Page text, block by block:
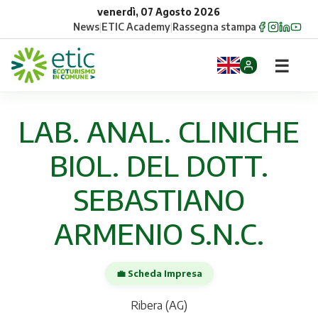
venerdì, 07 Agosto 2026
News|ETIC Academy|Rassegna stampa
Opportunità
☰
LAB. ANAL. CLINICHE
BIOL. DEL DOTT.
SEBASTIANO
ARMENIO S.N.C.
💼 Scheda Impresa
Ribera (AG)